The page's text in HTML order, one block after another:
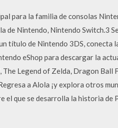
para la familia de consolas
de Nintendo, Nintendo Switch.3
título de Nintendo 3DS, conecta
eShop para descargar la
Legend of Zelda, Dragon Ball
a Alola ¡y explora otros
el que se desarrolla la historia de